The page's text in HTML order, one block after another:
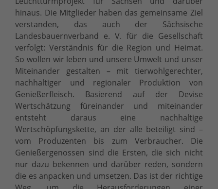
hinaus. Die Mitglieder haben das gemeinsame Ziel
verstanden, das auch der Sächsische
Landesbauernverband e. V. für die Gesellschaft
verfolgt: Verständnis für die Region und Heimat.
So wollen wir leben und unsere Umwelt und unser
Miteinander gestalten – mit tierwohlgerechter,
nachhaltiger und regionaler Produktion von
Genießerfleisch. Basierend auf der Devise
Wertschätzung füreinander und miteinander
entsteht daraus eine nachhaltige
Wertschöpfungskette, an der alle beteiligt sind –
vom Produzenten bis zum Verbraucher. Die
Genießergenossen sind die Ersten, die sich nicht
nur dazu bekennen und darüber reden, sondern
die es anpacken und umsetzen. Das ist der richtige